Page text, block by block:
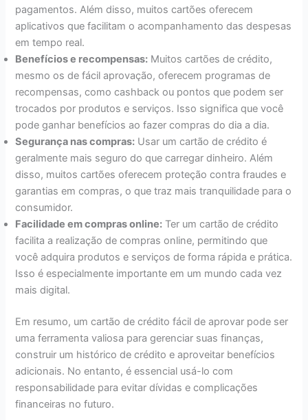
pagamentos. Além disso, muitos cartões oferecem
aplicativos que facilitam o acompanhamento das despesas
em tempo real.
Benefícios e recompensas: Muitos cartões de crédito,
mesmo os de fácil aprovação, oferecem programas de
recompensas, como cashback ou pontos que podem ser
trocados por produtos e serviços. Isso significa que você
pode ganhar benefícios ao fazer compras do dia a dia.
Segurança nas compras: Usar um cartão de crédito é
geralmente mais seguro do que carregar dinheiro. Além
disso, muitos cartões oferecem proteção contra fraudes e
garantias em compras, o que traz mais tranquilidade para o
consumidor.
Facilidade em compras online: Ter um cartão de crédito
facilita a realização de compras online, permitindo que
você adquira produtos e serviços de forma rápida e prática.
Isso é especialmente importante em um mundo cada vez
mais digital.
Em resumo, um cartão de crédito fácil de aprovar pode ser
uma ferramenta valiosa para gerenciar suas finanças,
construir um histórico de crédito e aproveitar benefícios
adicionais. No entanto, é essencial usá-lo com
responsabilidade para evitar dívidas e complicações
financeiras no futuro.